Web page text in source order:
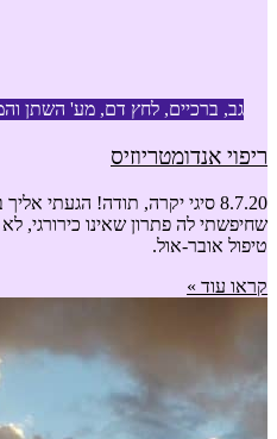
גב, ברכיים, לחץ דם, מע' השתן
ריפוי אנדומטריוזיס
8.7.20 סיגי יקרה, תודה! הגעתי
שחיפשתי לה פתרון שאינו כירורגי,
טיפול אובר-אול.
קראו עוד »